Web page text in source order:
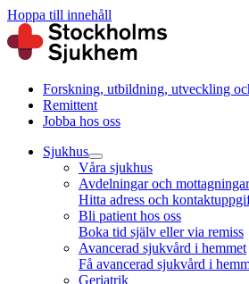
Hoppa till innehåll
Forskning, utbildning, utveckling
Remittent
Jobba hos oss
Sjukhus
Våra sjukhus
Avdelningar och mottagningar
Hitta adress och
Bli patient hos oss
Boka tid själv eller via remiss
Avancerad sjukvård i hemmet
Få avancerad sjukvård i
Geriatrik